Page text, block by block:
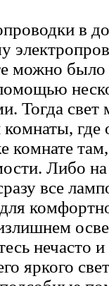
в
можно было
Тогда свет
где
комнате
Либо
все
нечасто
яркого